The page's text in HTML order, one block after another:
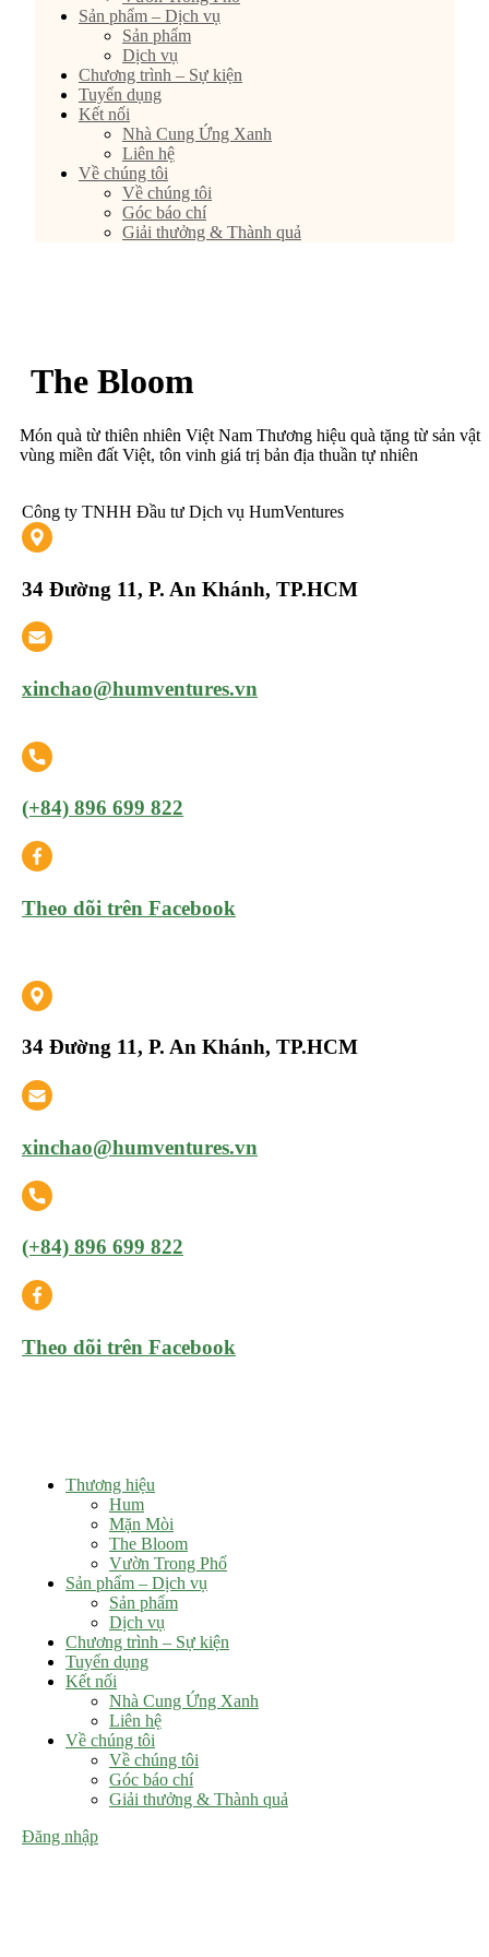
Sản phẩm – Dịch vụ
Sản phẩm
Dịch vụ
Chương trình – Sự kiện
Tuyển dụng
Kết nối
Nhà Cung Ứng Xanh
Liên hệ
Về chúng tôi
Về chúng tôi
Góc báo chí
Giải thưởng & Thành quả
The Bloom
Món quà từ thiên nhiên Việt Nam Thương hiệu quà tặng từ sản vật
vùng miền đất Việt, tôn vinh giá trị bản địa thuần tự nhiên
Công ty TNHH Đầu tư Dịch vụ HumVentures
34 Đường 11, P. An Khánh, TP.HCM
xinchao@humventures.vn
(+84) 896 699 822
Theo dõi trên Facebook
34 Đường 11, P. An Khánh, TP.HCM
xinchao@humventures.vn
(+84) 896 699 822
Theo dõi trên Facebook
Thương hiệu
Hum
Mặn Mòi
The Bloom
Vườn Trong Phố
Sản phẩm – Dịch vụ
Sản phẩm
Dịch vụ
Chương trình – Sự kiện
Tuyển dụng
Kết nối
Nhà Cung Ứng Xanh
Liên hệ
Về chúng tôi
Về chúng tôi
Góc báo chí
Giải thưởng & Thành quả
Đăng nhập